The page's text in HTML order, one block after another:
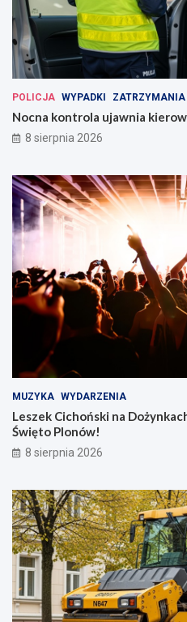
POLICJA WYPADKI ZATRZYMANIA
Nocna kontrola ujawnia
8 sierpnia 2026
MUZYKA WYDARZENIA
Leszek Cichoński na
Święto Plonów!
8 sierpnia 2026